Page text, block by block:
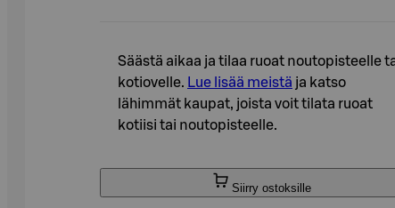
Säästä aikaa ja tilaa ruoat noutopisteelle
kotiovelle. Lue lisää meistä ja katso
lähimmät kaupat, joista voit tilata ruoat
kotiisi tai noutopisteelle.
Siirry ostoksille